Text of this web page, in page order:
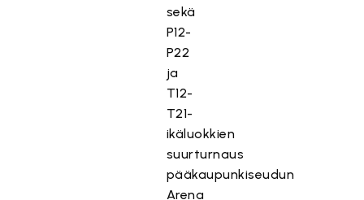
sekä
P12-
P22
ja
T12-
T21-
ikäluokkien
suurturnaus
pääkaupunkiseudun
Arena